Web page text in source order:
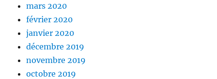
mars 2020
février 2020
janvier 2020
décembre 2019
novembre 2019
octobre 2019